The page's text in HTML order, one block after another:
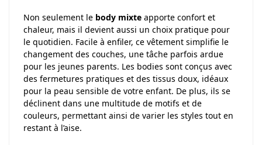
Non seulement le body mixte apporte confort et
chaleur, mais il devient aussi un choix pratique pour
le quotidien. Facile à enfiler, ce vêtement simplifie le
changement des couches, une tâche parfois ardue
pour les jeunes parents. Les bodies sont conçus avec
des fermetures pratiques et des tissus doux, idéaux
pour la peau sensible de votre enfant. De plus, ils se
déclinent dans une multitude de motifs et de
couleurs, permettant ainsi de varier les styles tout en
restant à l’aise.